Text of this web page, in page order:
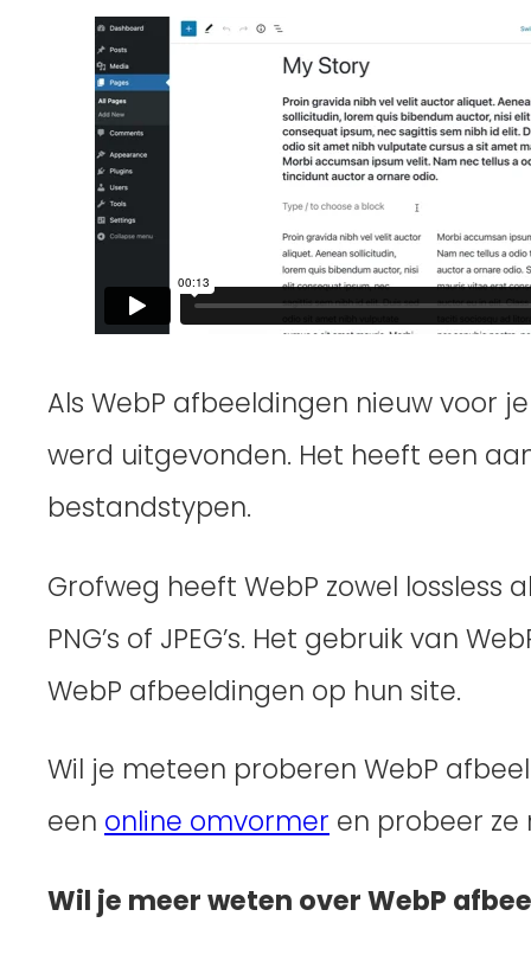
Als WebP afbeeldingen nieuw voor
werd uitgevonden. Het heeft een
bestandstypen.
Grofweg heeft WebP zowel lossless
PNG’s of JPEG’s. Het gebruik van
WebP afbeeldingen op hun site.
Wil je meteen proberen WebP
een online omvormer en probeer
Wil je meer weten over WebP